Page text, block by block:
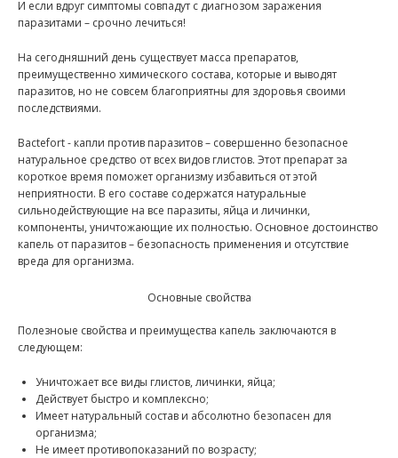
И если вдруг симптомы совпадут с диагнозом заражения
паразитами – срочно лечиться!
На сегодняшний день существует масса препаратов,
преимущественно химического состава, которые и выводят
паразитов, но не совсем благоприятны для здоровья своими
последствиями.
Bactefort - капли против паразитов – совершенно безопасное
натуральное средство от всех видов глистов. Этот препарат за
короткое время поможет организму избавиться от этой
неприятности. В его составе содержатся натуральные
сильнодействующие на все паразиты, яйца и личинки,
компоненты, уничтожающие их полностью. Основное достоинство
капель от паразитов – безопасность применения и отсутствие
вреда для организма.
Основные свойства
Полезноые свойства и преимущества капель заключаются в
следующем:
Уничтожает все виды глистов, личинки, яйца;
Действует быстро и комплексно;
Имеет натуральный состав и абсолютно безопасен для
организма;
Не имеет противопоказаний по возрасту;